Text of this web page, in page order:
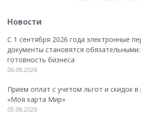
Новости
С 1 сентября 2026 года электронные
документы становятся
готовность бизнеса
06.08.2026
Прием оплат с учетом льгот и скидок в
«Моя карта Мир»
05.08.2026